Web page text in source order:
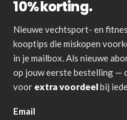
10% korting.
Nieuwe vechtsport- en
kooptips die miskopen
in je mailbox. Als nieuwe
op jouw eerste bestelling —
voor extra voordeelbij
Email